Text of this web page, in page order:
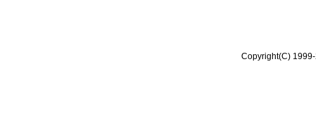
Copyright(C)